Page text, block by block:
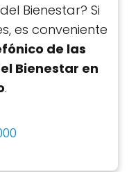
Bienestar? Si
es conveniente
de las
Bienestar en
.